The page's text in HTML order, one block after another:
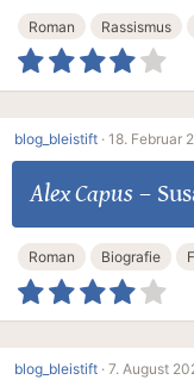
Roman Rassismus
blog_bleistift · 18. Februar
Alex Capus –
Roman Biografie
blog_bleistift · 7. August